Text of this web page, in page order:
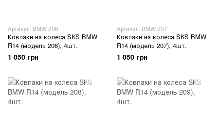
Артикул: BMW 206
Ковпаки на колеса SKS BMW
R14 (модель 206), 4шт.
1 050 грн
Артикул: BMW 207
Ковпаки на колеса SKS BMW
R14 (модель 207), 4шт.
1 050 грн